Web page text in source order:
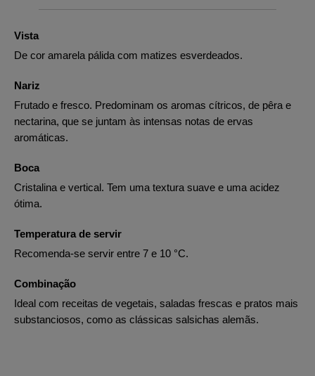
Vista
De cor amarela pálida com matizes esverdeados.
Nariz
Frutado e fresco. Predominam os aromas cítricos, de pêra e
nectarina, que se juntam às intensas notas de ervas
aromáticas.
Boca
Cristalina e vertical. Tem uma textura suave e uma acidez
ótima.
Temperatura de servir
Recomenda-se servir entre 7 e 10 °C.
Combinação
Ideal com receitas de vegetais, saladas frescas e pratos mais
substanciosos, como as clássicas salsichas alemãs.